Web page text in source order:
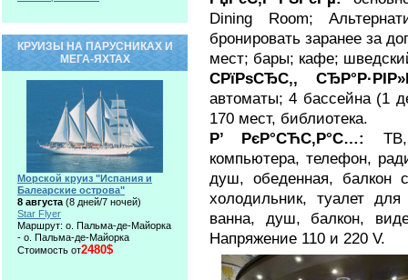
Dining Room;
бронировать заранее за
мест; бары; кафе;
CРїРѕСЂС‚,
автоматы; 4 бассейна (1
170 мест, библиотека.
Р’ РєР°СЋС‚Р°С…:
компьютера, телефон,
душ, обеденная, балкон
холодильник, туалет
ванна, душ, балкон,
Напряжение 110 и 220 V.
КРУИЗЫ НА ПАРУСНИКАХ И
МЕГА-ЯХТАХ
Морской круиз "Испания и
Балеарские острова"
8 августа (8 дней/7 ночей)
Star Flyer
Маршрут: о. Пальма-де-Майорка
- о. Пальма-де-Майорка
Стоимость от2480$